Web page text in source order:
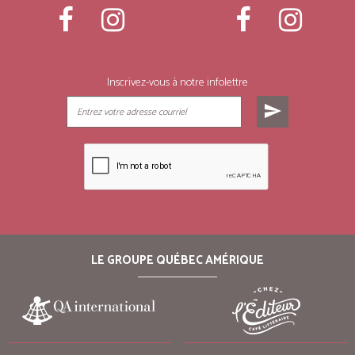
Inscrivez-vous à notre infolettre
send
LE GROUPE QUÉBEC AMÉRIQUE